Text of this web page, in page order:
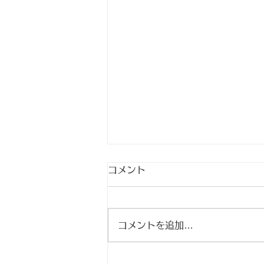
🎐納涼特別市🎐
ト 針葉樹製品、天然丸太、
彫柱、工芸品、天井板 広葉
コメント
コメントを追加…